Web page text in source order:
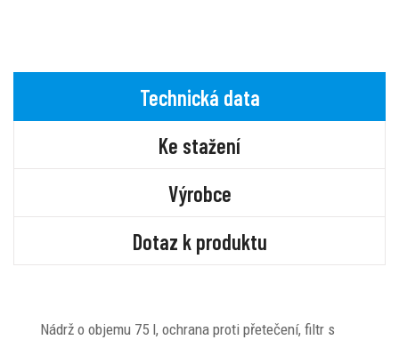
Technická data
Ke stažení
Výrobce
Dotaz k produktu
Nádrž o objemu 75 l, ochrana proti přetečení, filtr s